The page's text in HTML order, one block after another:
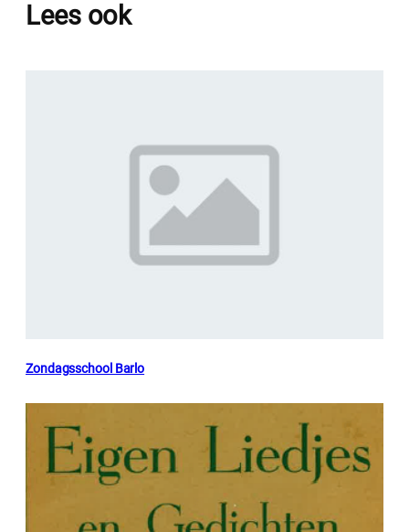
Lees ook
Zondagsschool Barlo